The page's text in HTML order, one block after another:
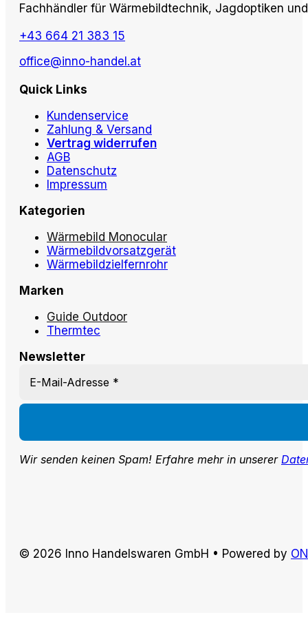
Fachhändler für Wärmebildtechnik, Jagdoptiken
+43 664 21 383 15
office@inno-handel.at
Quick Links
Kundenservice
Zahlung & Versand
Vertrag widerrufen
AGB
Datenschutz
Impressum
Kategorien
Wärmebild Monocular
Wärmebildvorsatzgerät
Wärmebildzielfernrohr
Marken
Guide Outdoor
Thermtec
Newsletter
Wir senden keinen Spam! Erfahre mehr in unserer
© 2026 Inno Handelswaren GmbH • Powered by